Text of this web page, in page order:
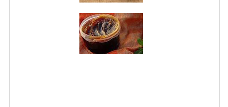
CORPO
VISO
WELLNESS